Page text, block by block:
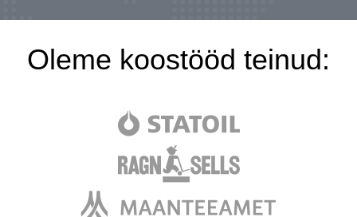
Oleme koostööd teinud: